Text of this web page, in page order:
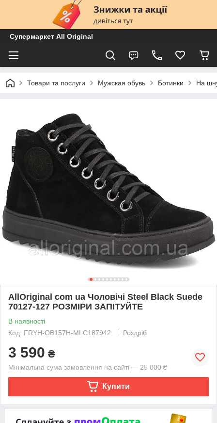
Супермаркет All Original
Товари та послуги Мужская обувь Ботинки На
AllOriginal com ua Чоловічі Steel Black Suede
70127-127 РОЗМІРИ ЗАПІТУЙТЕ
В наявності
Код: FRYH-OB157H-MLC187942
Роздріб
3 590 ₴
Мінімальна сума замовлення на сайті — 25 000 ₴
Купити